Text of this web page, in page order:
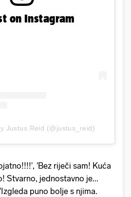
on Instagram
Justus Reid (@justus_reid)
'Bez riječi sam! Kuća
Stvarno, jednostavno je...
puno bolje s njima.